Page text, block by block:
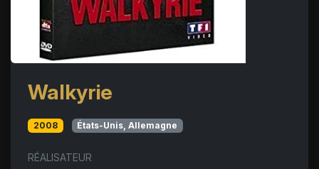
Walkyrie
2008 États-Unis, Allemagne
RÉALISATEUR